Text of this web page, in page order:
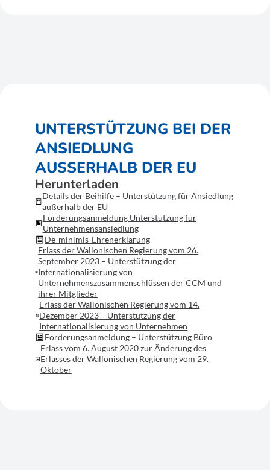
UNTERSTÜTZUNG BEI DER
ANSIEDLUNG
AUSSERHALB DER EU
Herunterladen
Details der Beihilfe – Unterstützung für Ansiedlung
außerhalb der EU
Forderungsanmeldung Unterstützung für
Unternehmensansiedlung
De-minimis-Ehrenerklärung
Erlass der Wallonischen Regierung vom 26.
September 2023 – Unterstützung der
Internationalisierung von
Unternehmenszusammenschlüssen der CCM und
ihrer Mitglieder
Erlass der Wallonischen Regierung vom 14.
Dezember 2023 – Unterstützung der
Internationalisierung von Unternehmen
Forderungsanmeldung – Unterstützung Büro
Erlass vom 6. August 2020 zur Änderung des
Erlasses der Wallonischen Regierung vom 29.
Oktober